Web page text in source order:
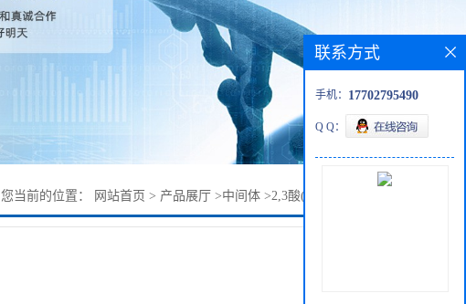
您当前的位置： 网站首页 > 产品展厅 >中间体 >2,3酸(2-羟基-3-萘甲酸)
联系方式
手机： 17702795490
Q Q：